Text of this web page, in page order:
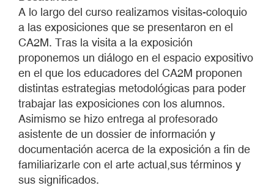
A lo largo del curso realizamos visitas-coloquio
a las exposiciones que se presentaron en el
CA2M. Tras la visita a la exposición
proponemos un diálogo en el espacio expositivo
en el que los educadores del CA2M proponen
distintas estrategias metodológicas para poder
trabajar las exposiciones con los alumnos.
Asimismo se hizo entrega al profesorado
asistente de un dossier de información y
documentación acerca de la exposición a fin de
familiarizarle con el arte actual,sus términos y
sus significados.